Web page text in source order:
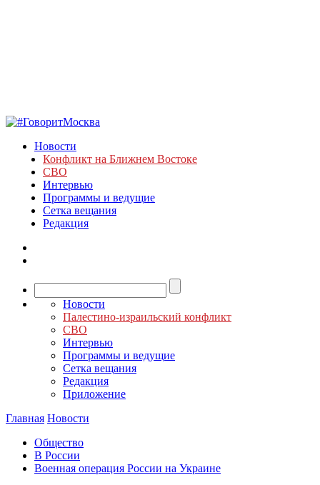
Новости
Конфликт на Ближнем Востоке
СВО
Интервью
Программы и ведущие
Сетка вещания
Редакция
Новости
Палестино-израильский конфликт
СВО
Интервью
Программы и ведущие
Сетка вещания
Редакция
Приложение
Главная Новости
Общество
В России
Военная операция России на Украине